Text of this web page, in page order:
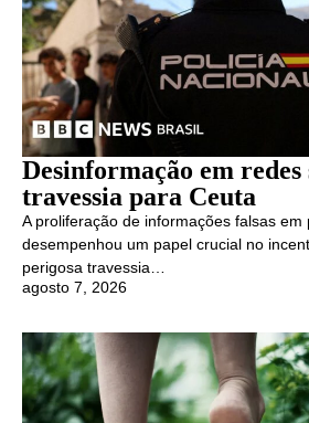
Desinformação em
travessia para Ceuta
A proliferação de informações falsas em
desempenhou um papel crucial no
perigosa travessia…
agosto 7, 2026